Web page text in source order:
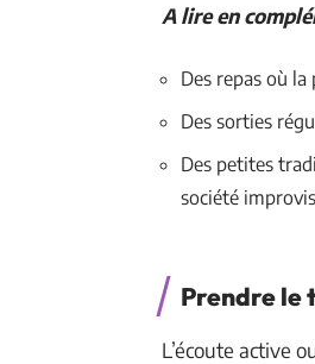
A lire en
Des repas où
Des sorties
Des petites
société
Prendre le
L’écoute active